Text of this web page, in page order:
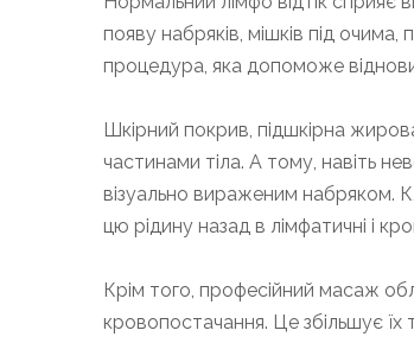
появу набряків, мішків під
процедура, яка допоможе
Шкірний покрив, підшкірна
частинами тіла. А тому, навіть
візуально вираженим набряком.
цю рідину назад в лімфатичні і
Крім того, професійний масаж
кровопостачання. Це збільшує їх